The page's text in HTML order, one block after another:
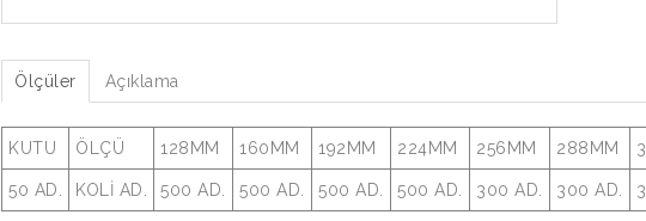
Ölçüler Açıklama
KUTU ÖLÇÜ 128MM 160MM 192MM 224MM 256MM 288MM
50 AD. KOLİ AD. 500 AD. 500 AD. 500 AD. 500 AD. 300 AD. 300 AD.